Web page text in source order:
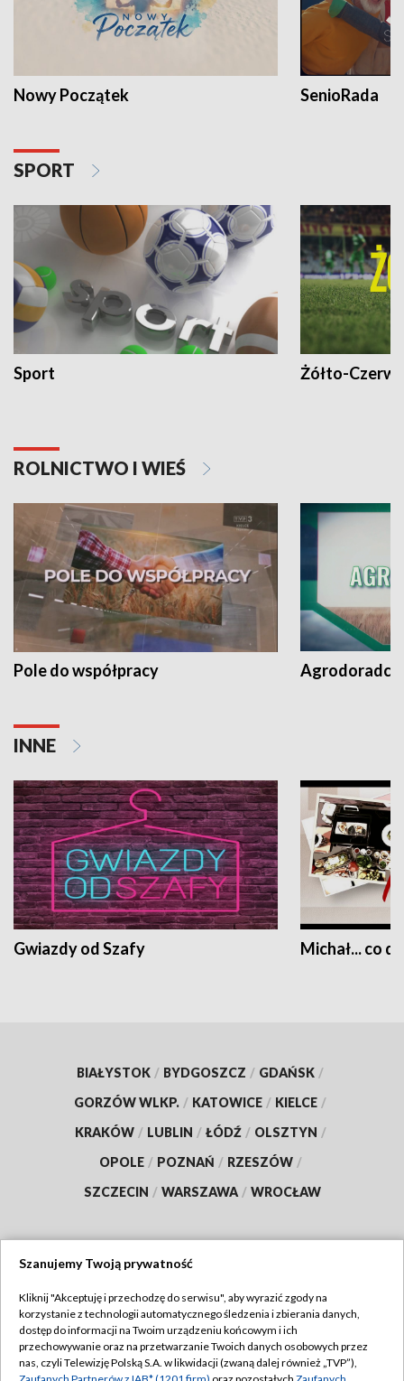
Nowy Początek SenioRada
SPORT
Sport Żółto-
ROLNICTWO I WIEŚ
Pole do współpracy Agrodoradcy
INNE
Gwiazdy od Szafy Michał... co
BIAŁYSTOK / BYDGOSZCZ / GDAŃSK /
GORZÓW WLKP. / KATOWICE / KIELCE /
KRAKÓW / LUBLIN / ŁÓDŹ / OLSZTYN /
OPOLE / POZNAŃ / RZESZÓW /
SZCZECIN / WARSZAWA / WROCŁAW
TVP
Abonament TVP
Emisja w TVP
Regulamin TVP
Szanujemy Twoją prywatność
Kliknij "Akceptuję i przechodzę do serwisu", aby wyrazić zgody na
korzystanie z technologii automatycznego śledzenia i zbierania danych,
dostęp do informacji na Twoim urządzeniu końcowym i ich
przechowywanie oraz na przetwarzanie Twoich danych osobowych przez
nas, czyli Telewizję Polską S.A. w likwidacji (zwaną dalej również „TVP”),